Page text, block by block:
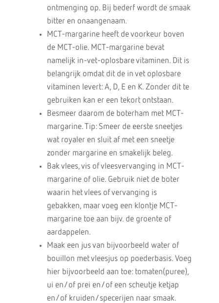
ontmenging op. Bij bederf wordt de smaak
bitter en onaangenaam.
MCT-margarine heeft de voorkeur boven
de MCT-olie. MCT-margarine bevat
namelijk in-vet-oplosbare vitaminen. Dit is
belangrijk omdat dit de in vet oplosbare
vitaminen levert: A, D, E en K. Zonder dit te
gebruiken kan er een tekort ontstaan.
Besmeer daarom de boterham met MCT-
margarine. Tip: Smeer de eerste sneetjes
wat royaler en sluit af met een sneetje
zonder margarine en smakelijk beleg.
Bak vlees, vis of vleesvervanging in MCT-
margarine of olie. Gebruik niet de boter
waarin het vlees of vervanging is
gebakken, maar voeg een klontje MCT-
margarine toe aan bijv. de groente of
aardappelen.
Maak een jus van bijvoorbeeld water of
bouillon met vleesjus op poederbasis. Voeg
hier bijvoorbeeld aan toe: tomaten(puree),
ui en/of prei en/of een scheutje ketjap
en/of kruiden/specerijen naar smaak.